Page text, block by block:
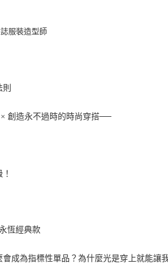
服裝造型師
創造永不過時的時尚穿搭──
恆經典款
成為指標性單品？為什麼光是穿上就能讓